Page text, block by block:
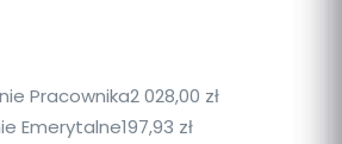
Pracownika2 028,00 zł
Emerytalne197,93 zł